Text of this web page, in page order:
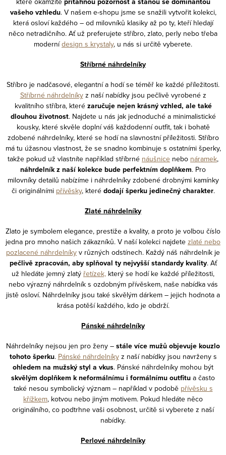
p
vašeho vzhledu. V našem e-shopu jsme se snažili vytvořit kolekci,
která osloví každého – od milovníků klasiky až po ty, kteří hledají
něco netradičního. Ať už preferujete stříbro, zlato, perly nebo třeba
modernídesign s krystaly, u nás si určitě vyberete.
Stříbrné náhrdelníky
Stříbro je nadčasové, elegantní a hodí se téměř ke každé příležitosti.
Stříbrné náhrdelníkyz naší nabídky jsou pečlivě vyrobené z
kvalitního stříbra, které zaručuje nejen krásný vzhled, ale také
dlouhou životnost. Najdete u nás jak jednoduché a minimalistické
kousky, které skvěle doplní váš každodenní outfit, tak i bohatě
zdobené náhrdelníky, které se hodí na slavnostní příležitosti. Stříbro
má tu úžasnou vlastnost, že se snadno kombinuje s ostatními šperky,
takže pokud už vlastníte například stříbrné náušnice nebo náramek,
náhrdelník z naší kolekce bude perfektním doplňkem. Pro
milovníky detailů nabízíme i náhrdelníky zdobené drobnými kamínky
či originálními přívěsky, které dodají šperku jedinečný charakter.
Zlaté náhrdelníky
Zlato je symbolem elegance, prestiže a kvality, a proto je volbou číslo
jedna pro mnoho našich zákazníků. V naší kolekci najdete zlaté nebo
pozlacené náhrdelníky v různých odstínech. Každý náš náhrdelník je
pečlivě zpracován, aby splňoval ty nejvyšší standardy kvality. Ať
už hledáte jemný zlatý řetízek, který se hodí ke každé příležitosti,
nebo výrazný náhrdelník s ozdobným přívěskem, naše nabídka vás
jistě osloví. Náhrdelníky jsou také skvělým dárkem – jejich hodnota a
krása potěší každého, kdo je obdrží.
Pánské náhrdelníky
Náhrdelníky nejsou jen pro ženy – stále více mužů objevuje kouzlo
tohoto šperku. Pánské náhrdelníkyz naší nabídky jsou navrženy s
ohledem na mužský styl a vkus. Pánské náhrdelníky mohou být
skvělým doplňkem k neformálnímu i formálnímu outfitu a často
také nesou symbolický význam – například v podobě přívěsku s
křížkem, kotvou nebo jiným motivem. Pokud hledáte něco
originálního, co podtrhne vaši osobnost, určitě si vyberete z naší
nabídky.
Perlové náhrdelníky